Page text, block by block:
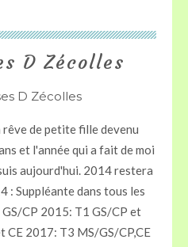
D Zécolles
rêve de petite fille devenu
et l'année qui a fait de moi
aujourd'hui. 2014 restera
: Suppléante dans tous les
CP 2015: T1 GS/CP et
CE 2017: T3 MS/GS/CP,CE